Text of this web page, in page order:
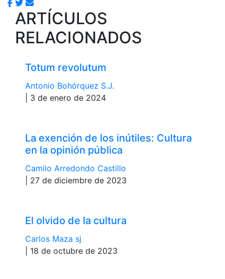
ARTÍCULOS
RELACIONADOS
Totum revolutum
Antonio Bohórquez S.J.
| 3 de enero de 2024
La exención de los inútiles: Cultura
en la opinión pública
Camilo Arredondo Castillo
| 27 de diciembre de 2023
El olvido de la cultura
Carlos Maza sj
| 18 de octubre de 2023